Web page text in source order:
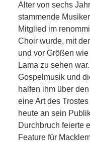
Alter von sechs
stammende
Mitglied im
Choir wurde, mit
und vor Größen
Lama zu sehen
Gospelmusik und
halfen ihm über
eine Art des
heute an sein
Durchbruch feierte
Feature für